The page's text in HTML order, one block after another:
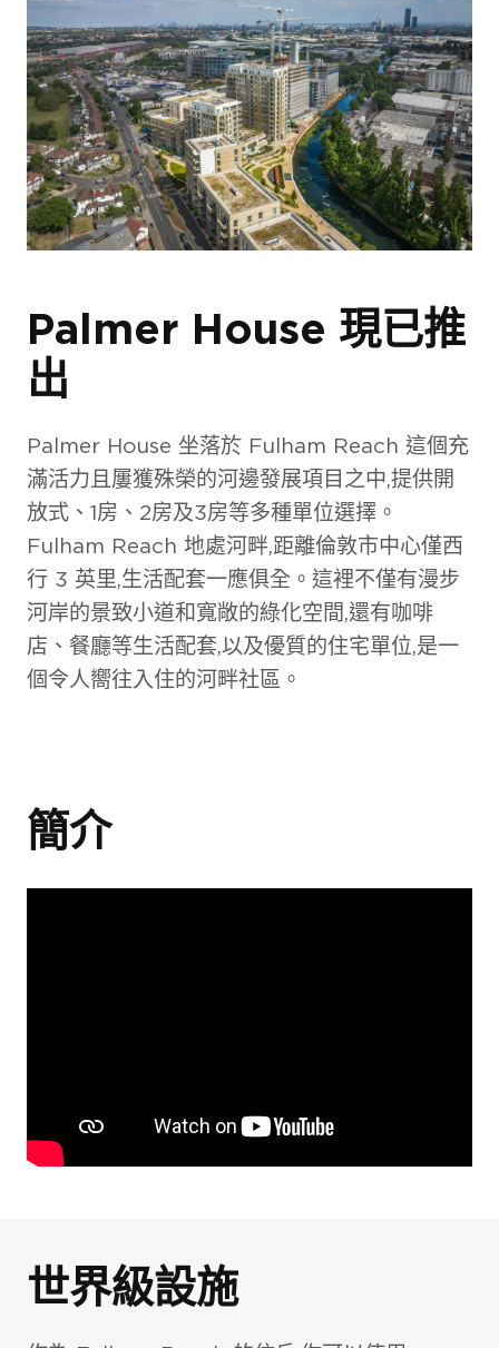
Palmer House 現已推
出
Palmer House 坐落於 Fulham Reach 這個充
滿活力且屢獲殊榮的河邊發展項目之中,提供開
放式、1房、2房及3房等多種單位選擇。
Fulham Reach 地處河畔,距離倫敦市中心僅西
行 3 英里,生活配套一應俱全。這裡不僅有漫步
河岸的景致小道和寬敞的綠化空間,還有咖啡
店、餐廳等生活配套,以及優質的住宅單位,是一
個令人嚮往入住的河畔社區。
簡介
世界級設施
照片庫